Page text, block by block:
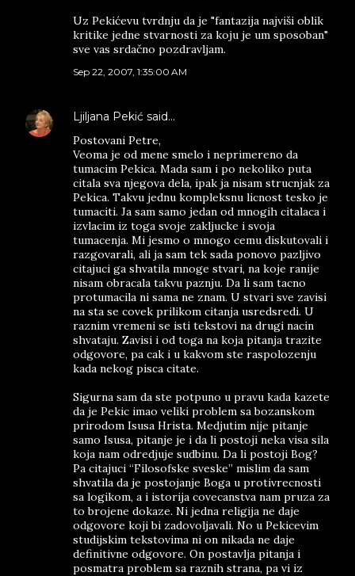
Uz Pekićevu tvrdnju da je "fantazija najviši oblik
kritike jedne stvarnosti za koju je um sposoban"
sve vas srdačno pozdravljam.
Sep 22, 2007, 1:35:00 AM
Ljiljana Pekić said…
Postovani Petre,
Veoma je od mene smelo i neprimereno da
tumacim Pekica. Mada sam i po nekoliko puta
citala sva njegova dela, ipak ja nisam strucnjak za
Pekica. Takvu jednu kompleksnu licnost tesko je
tumaciti. Ja sam samo jedan od mnogih citalaca i
izvlacim iz toga svoje zakljucke i svoja
tumacenja. Mi jesmo o mnogo cemu diskutovali i
razgovarali, ali ja sam tek sada ponovo pazljivo
citajuci ga shvatila mnoge stvari, na koje ranije
nisam obracala takvu paznju. Da li sam tacno
protumacila ni sama ne znam. U stvari sve zavisi
na sta se covek prilikom citanja usredsredi. U
raznim vremeni se isti tekstovi na drugi nacin
shvataju. Zavisi i od toga na koja pitanja trazite
odgovore, pa cak i u kakvom ste raspolozenju
kada nekog pisca citate.
Sigurna sam da ste potpuno u pravu kada kazete
da je Pekic imao veliki problem sa bozanskom
prirodom Isusa Hrista. Medjutim nije pitanje
samo Isusa, pitanje je i da li postoji neka visa sila
koja nam odredjuje sudbinu. Da li postoji Bog?
Pa citajuci “Filosofske sveske” mislim da sam
shvatila da je postojanje Boga u protivrecnosti
sa logikom, a i istorija covecanstva nam pruza za
to brojene dokaze. Ni jedna religija ne daje
odgovore koji bi zadovoljavali. No u Pekicevim
studijskim tekstovima ni on nikada ne daje
definitivne odgovore. On postavlja pitanja i
posmatra problem sa raznih strana, pa vi iz